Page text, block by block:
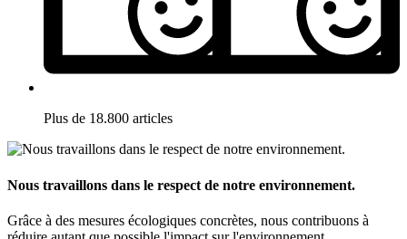
Plus de 18.800 articles
Nous travaillons dans le respect de notre environnement.
Grâce à des mesures écologiques concrètes, nous contribuons à